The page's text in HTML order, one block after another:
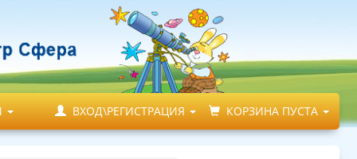
ВХОД\РЕГИСТРАЦИЯ КОРЗИНА ПУСТА